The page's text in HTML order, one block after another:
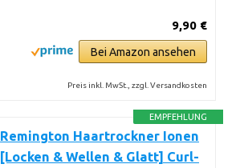
9,90 €
Bei Amazon ansehen
Preis inkl. MwSt., zzgl. Versandkosten
EMPFEHLUNG
Remington Haartrockner Ionen
[Locken & Wellen & Glatt] Curl-